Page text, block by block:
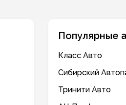
Популярные
Класс Авто
Сибирский
Тринити Авто